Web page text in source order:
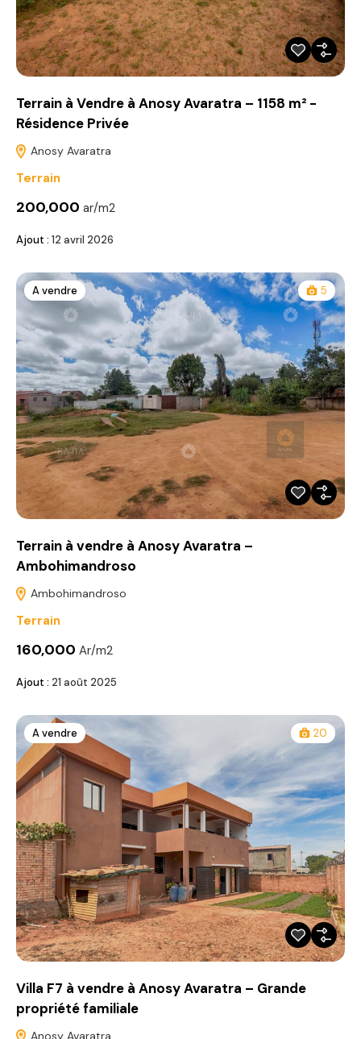
Terrain à Vendre à Anosy Avaratra – 1158 m² -
Résidence Privée
Anosy Avaratra
Terrain
200,000 ar/m2
Ajout : 12 avril 2026
A vendre 5
Terrain à vendre à Anosy Avaratra –
Ambohimandroso
Ambohimandroso
Terrain
160,000 Ar/m2
Ajout : 21 août 2025
A vendre 20
Villa F7 à vendre à Anosy Avaratra – Grande
propriété familiale
Anosy Avaratra